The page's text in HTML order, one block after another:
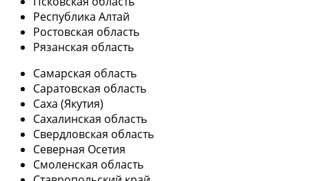
Республика Алтай
Ростовская область
Рязанская область
Самарская область
Саратовская область
Саха (Якутия)
Сахалинская область
Свердловская область
Северная Осетия
Смоленская область